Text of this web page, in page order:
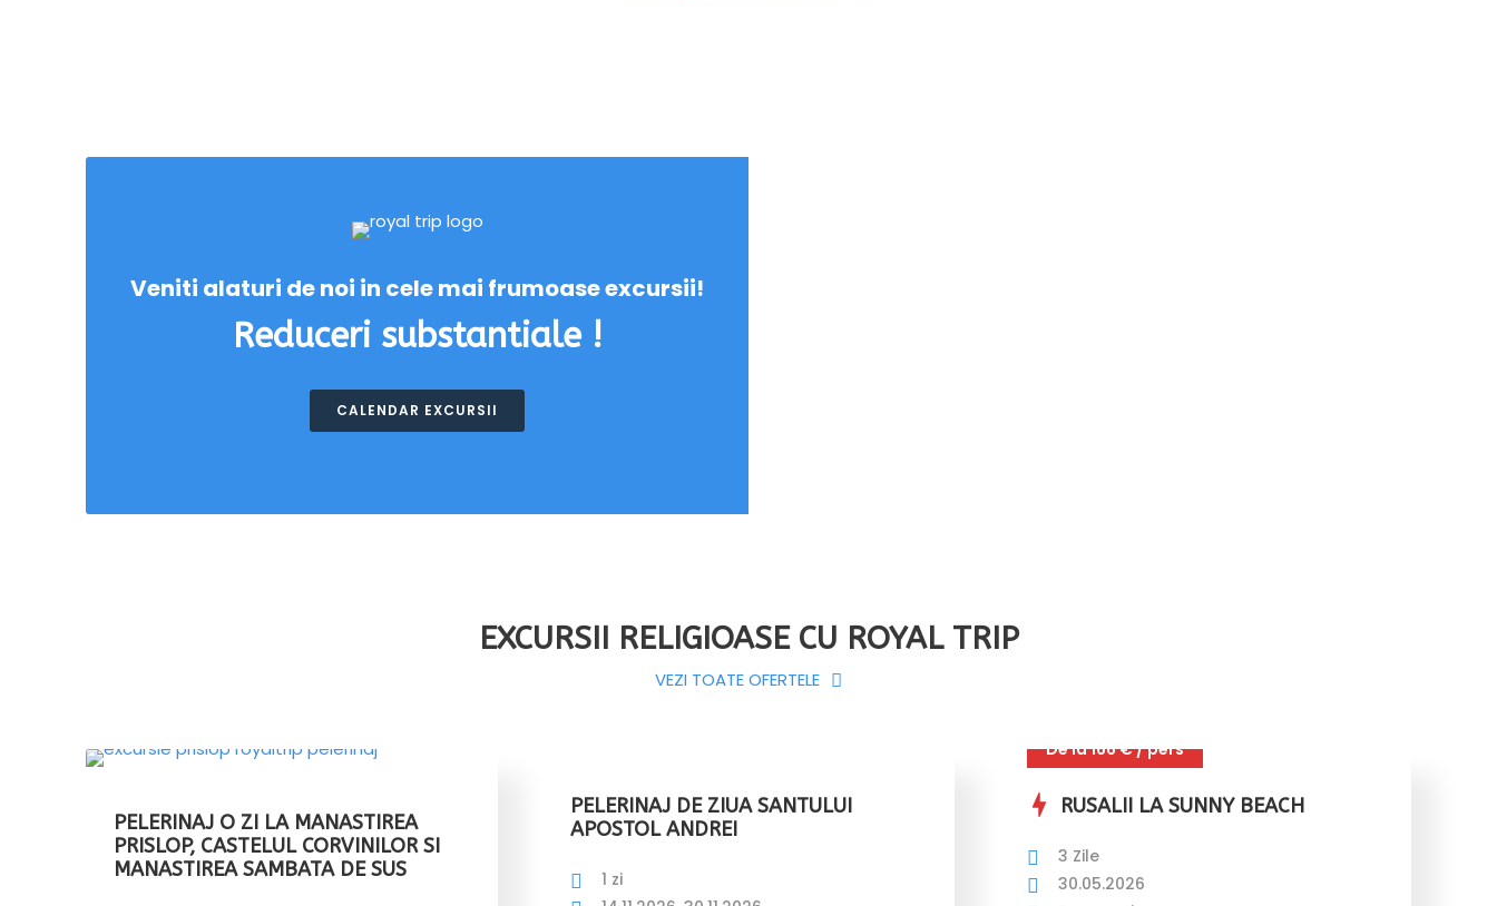
Veniti alaturi de noi in cele mai frumoase excursii!
Reduceri substantiale !
CALENDAR EXCURSII
EXCURSII RELIGIOASE CU ROYAL TRIP
VEZI TOATE OFERTELE
PELERINAJ O ZI LA MANASTIREA
PRISLOP, CASTELUL CORVINILOR SI
MANASTIREA SAMBATA DE SUS
PELERINAJ DE ZIUA SANTULUI
APOSTOL ANDREI
1 zi
De la 166 € / pers
RUSALII LA SUNNY BEACH
3 Zile
30.05.2026